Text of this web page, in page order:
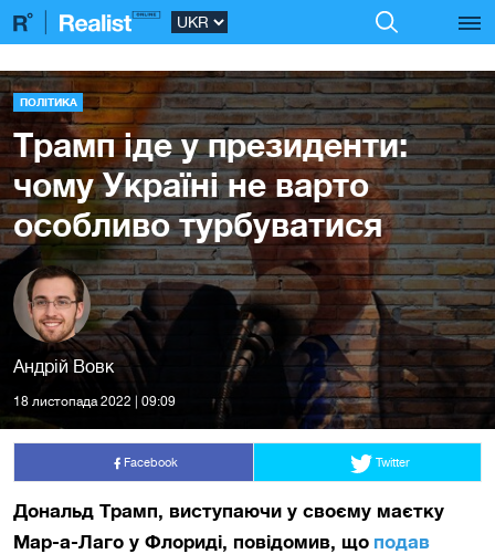
ПОЛІТИКА
Трамп іде у президенти:
чому Україні не варто
особливо турбуватися
Андрій Вовк
18 листопада 2022 | 09:09
Facebook Twitter
Дональд Трамп, виступаючи у своєму маєтку
Мар-а-Лаго у Флориді, повідомив, що подав